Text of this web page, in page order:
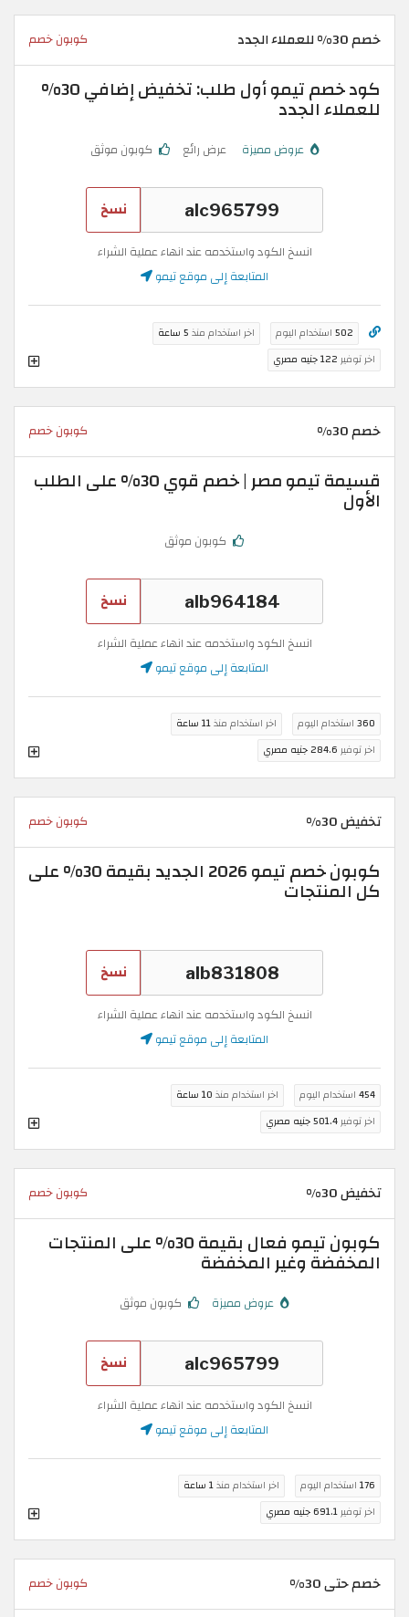
خصم 30% للعملاء الجدد كوبون خصم
كود خصم تيمو أول طلب: تخفيض إضافي 30%
للعملاء الجدد
عروض مميزة عرض رائع كوبون موثق
نسخ
انسخ الكود واستخدمه عند انهاء عملية الشراء
المتابعة إلى موقع تيمو
502 استخدام اليوم اخر استخدام منذ 5 ساعة
اخر توفير 122 جنيه مصري
خصم 30% كوبون خصم
قسيمة تيمو مصر | خصم قوي 30% على الطلب
الأول
كوبون موثق
نسخ
انسخ الكود واستخدمه عند انهاء عملية الشراء
المتابعة إلى موقع تيمو
360 استخدام اليوم اخر استخدام منذ11 ساعة
اخر توفير 284.6 جنيه مصري
تخفيض 30% كوبون خصم
كوبون خصم تيمو 2026 الجديد بقيمة 30% على
كل المنتجات
نسخ
انسخ الكود واستخدمه عند انهاء عملية الشراء
المتابعة إلى موقع تيمو
454 استخدام اليوم اخر استخدام منذ 10 ساعة
اخر توفير501.4 جنيه مصري
تخفيض 30% كوبون خصم
كوبون تيمو فعال بقيمة 30% على المنتجات
المخفضة وغير المخفضة
عروض مميزة كوبون موثق
نسخ
انسخ الكود واستخدمه عند انهاء عملية الشراء
المتابعة إلى موقع تيمو
176 استخدام اليوم اخر استخدام منذ1 ساعة
اخر توفير691.1 جنيه مصري
خصم حتى 30% كوبون خصم